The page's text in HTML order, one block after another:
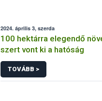
2024. április 3, szerda
100 hektárra elegendő
szert vont ki a hatóság
TOVÁBB >